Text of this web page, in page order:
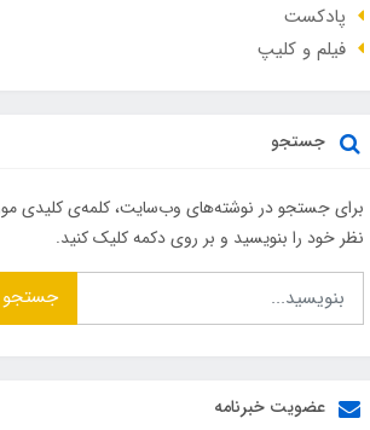
پادکست
فیلم و کلیپ
جستجو
برای جستجو در نوشته‌های وب‌سایت، کلمه‌ی کلیدی
نظر خود را بنویسید و بر روی دکمه کلیک کنید.
جستجو
عضویت خبرنامه